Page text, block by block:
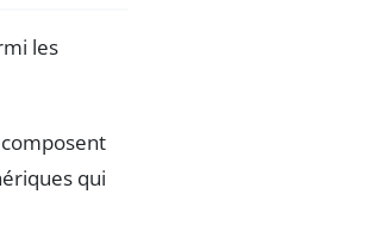
les
qui